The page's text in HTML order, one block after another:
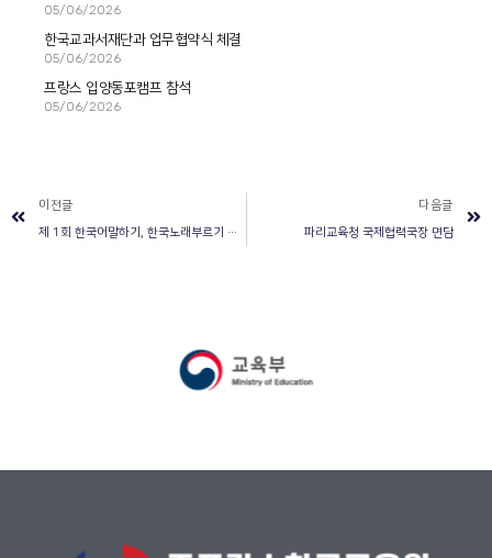
05/06/2026
한국교과서재단과 업무협약식 체결
05/06/2026
프랑스 입양동포캠프 참석
05/06/2026
이전글
제 1회 한국어말하기, 한국노래부르기 대회 La Montagne 일간지 게재
다음글
파리교육청 국제협력국장 면담